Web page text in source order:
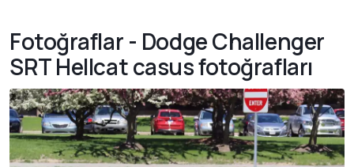
Fotoğraflar - Dodge Challenger
SRT Hellcat casus fotoğrafları